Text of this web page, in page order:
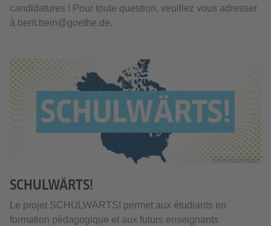
candidatures ! Pour toute question, veuillez vous adresser
à berit.bein@goethe.de.
© Goethe-Institut
SCHULWÄRTS!
Le projet SCHULWÄRTS! permet aux étudiants en
formation pédagogique et aux futurs enseignants